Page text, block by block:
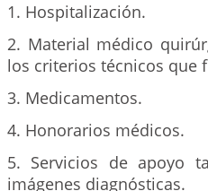
1. Hospitalización.
2. Material médico
los criterios técnicos que
3. Medicamentos.
4. Honorarios médicos.
5. Servicios de apoyo
imágenes diagnósticas.